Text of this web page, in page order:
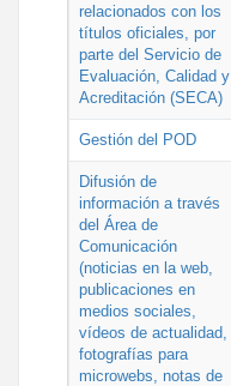
relacionados con los
títulos oficiales, por
parte del Servicio de
Evaluación, Calidad y
Acreditación (SECA)
Gestión del POD
Difusión de
información a través
del Área de
Comunicación
(noticias en la web,
publicaciones en
medios sociales,
vídeos de actualidad,
fotografías para
microwebs, notas de